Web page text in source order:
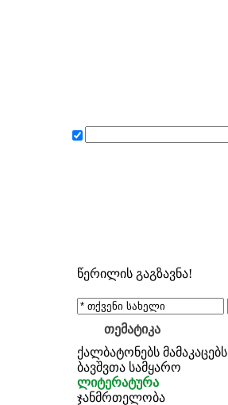
წერილის გაგზავნა!
თემატიკა
ქალბატონებს მამაკაცებს
ბავშვთა სამყარო
ლიტერატურა
ჯანმრთელობა